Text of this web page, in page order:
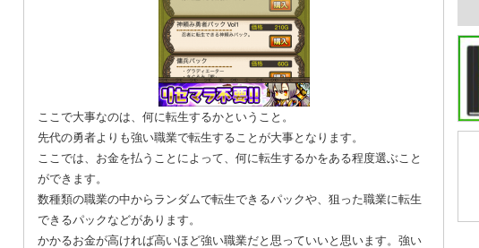
ここで大事なのは、何に転生するかということ。
先代の勇者よりも強い職業で転生することが大事となります。
ここでは、お金を払うことによって、何に転生するかをある程度選ぶこと
ができます。
数種類の職業の中からランダムで転生できるパックや、狙った職業に転生
できるパックなどがあります。
かかるお金が高ければ高いほど強い職業だと思っていいと思います。強い